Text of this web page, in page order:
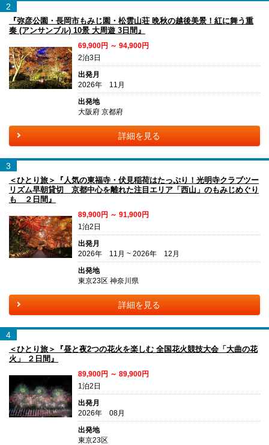
2
『弥彦公園・長岡市もみじ園・松雲山荘 晩秋の越後美景！紅に舞う重
奏 (アンサンブル) 10景 大周遊 3日間』
69,900円 ～ 94,900円
2泊3日
出発月
2026年 11月
出発地
大阪府 京都府
詳細を見る
3
＜ひとり旅＞『人気の東福寺・伏見稲荷はたっぷり！光明寺クラブツー
リズム早朝貸切 京都中心を離れた注目エリア「西山」のもみじめぐり
も ２日間』
89,900円 ～ 91,900円
1泊2日
出発月
2026年 11月 ~ 2026年 12月
出発地
東京23区 神奈川県
詳細を見る
4
＜ひとり旅＞『昼と夜2つの花火を楽しむ 全国花火競技大会「大曲の花
火」 ２日間』
89,900円 ～ 89,900円
1泊2日
出発月
2026年 08月
出発地
東京23区